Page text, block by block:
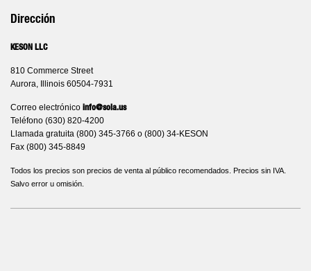
Dirección
KESON LLC
810 Commerce Street
Aurora, Illinois 60504-7931
Correo electrónico info@sola.us
Teléfono (630) 820-4200
Llamada gratuita (800) 345-3766 o (800) 34-KESON
Fax (800) 345-8849
Todos los precios son precios de venta al público recomendados. Precios sin IVA.
Salvo error u omisión.